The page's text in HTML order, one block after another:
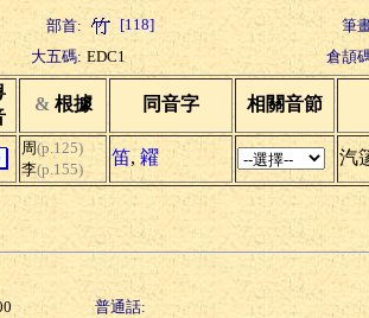
部首: [118]
筆
大五碼: EDC1 倉頡
& 根據 同音字 相關音節
周(p.125)
李(p.155)
笛, 糴 汽
普通話: